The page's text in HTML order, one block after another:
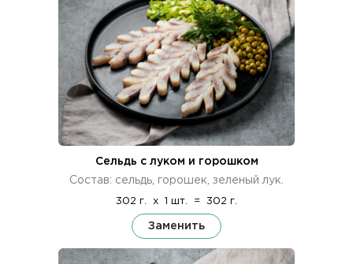
Сельдь с луком и горошком
Состав: сельдь, горошек, зеленый лук.
302 г. x 1 шт. = 302 г.
Заменить